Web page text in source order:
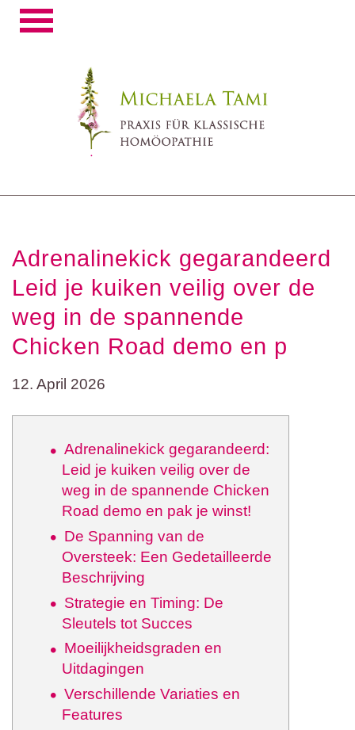
Toggle
Adrenalinekick gegarandeerd
Leid je kuiken veilig over de
weg in de spannende
Chicken Road demo en p
12. April 2026
Adrenalinekick gegarandeerd:
Leid je kuiken veilig over de
weg in de spannende Chicken
Road demo en pak je winst!
De Spanning van de
Oversteek: Een Gedetailleerde
Beschrijving
Strategie en Timing: De
Sleutels tot Succes
Moeilijkheidsgraden en
Uitdagingen
Verschillende Variaties en
Features